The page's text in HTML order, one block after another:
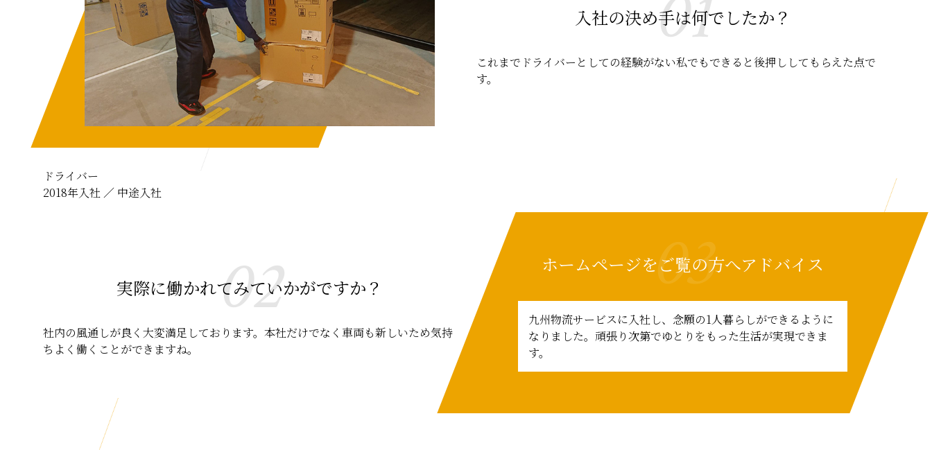
ドライバー
2018年入社 ／ 中途入社
入社の決め手は何でしたか？
これまでドライバーとしての経験がない私でもできると後押ししてもらえた点で
す。
02
実際に働かれてみていかがですか？
社内の風通しが良く大変満足しております。本社だけでなく車両も新しいため気持
ちよく働くことができますね。
03
ホームページをご覧の方へアドバイス
九州物流サービスに入社し、念願の1人暮らしができるように
なりました。頑張り次第でゆとりをもった生活が実現できま
す。